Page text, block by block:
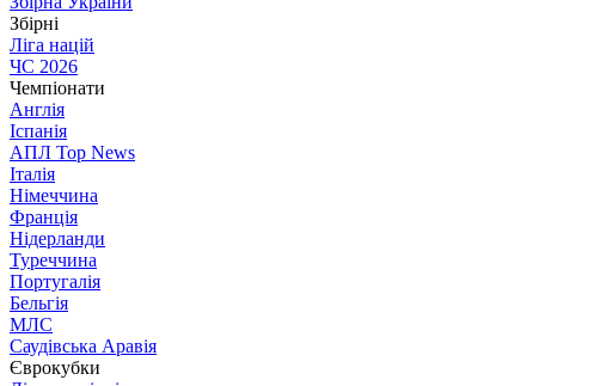
Збірні
Ліга націй
ЧС 2026
Чемпіонати
Англія
Іспанія
АПЛ Top News
Італія
Німеччина
Франція
Нідерланди
Туреччина
Португалія
Бельгія
МЛС
Саудівська Аравія
Єврокубки